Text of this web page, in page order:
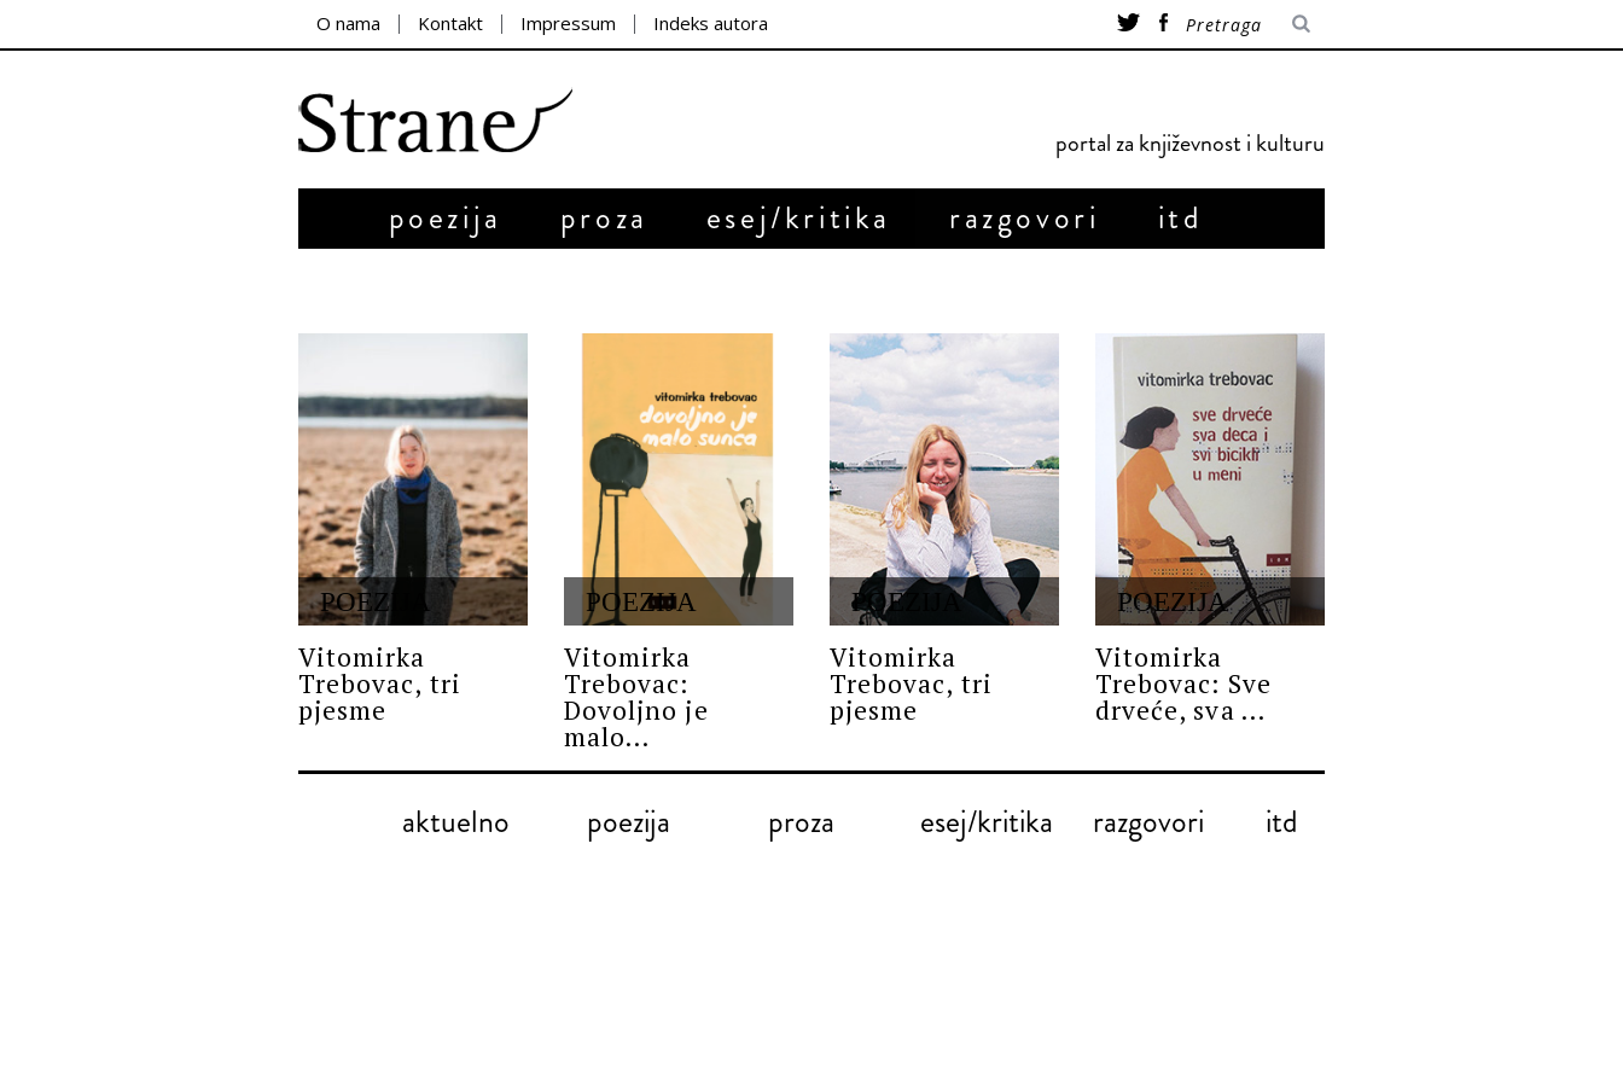
O nama Kontakt Impressum Indeks autora
portal za književnost i kulturu
poezija proza esej/kritika razgovori itd
POEZIJA
Vitomirka
Trebovac, tri
pjesme
POEZIJA
Vitomirka
Trebovac:
Dovoljno je
malo...
POEZIJA
Vitomirka
Trebovac, tri
pjesme
POEZIJA
Vitomirka
Trebovac: Sve
drveće, sva ...
aktuelno poezija proza esej/kritika razgovori itd